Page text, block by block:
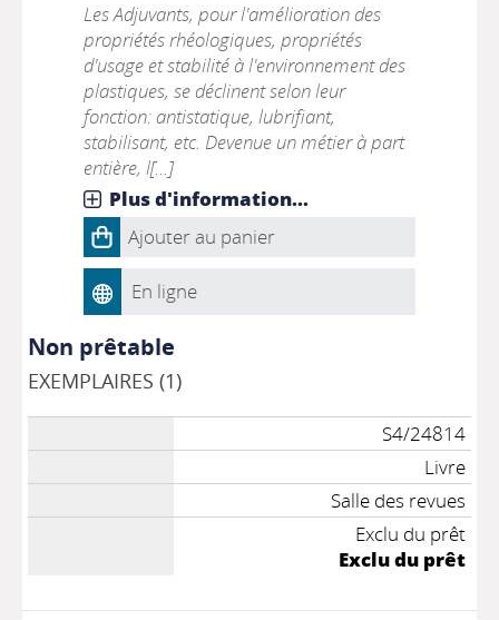
Les Adjuvants, pour l'amélioration des
propriétés rhéologiques, propriétés
d'usage et stabilité à l'environnement des
plastiques, se déclinent selon leur
fonction: antistatique, lubrifiant,
stabilisant, etc. Devenue un métier à part
entière, l[...]
Plus d'information...
Ajouter au panier
En ligne
Non prêtable
EXEMPLAIRES (1)
S4/24814
Livre
Salle des revues
Exclu du prêt
Exclu du prêt